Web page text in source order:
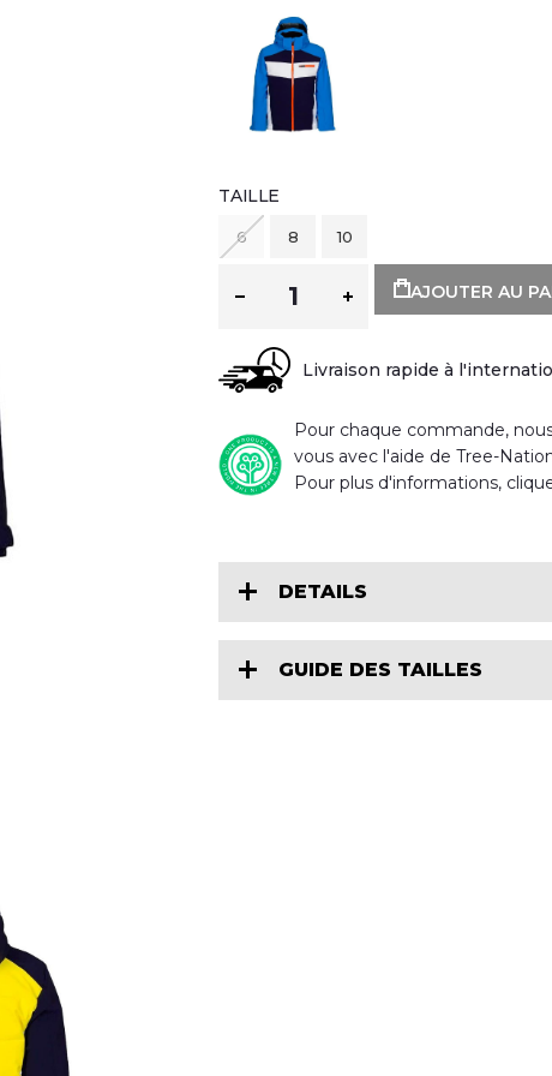
TAILLE
6 8 10
AJOUTER AU
Livraison rapide à
Pour chaque commande,
vous avec l'aide de Tree-
Pour plus d'informations,
DETAILS
GUIDE DES TAILLES